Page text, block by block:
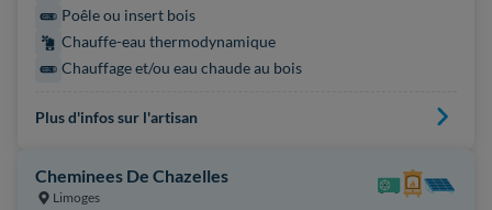
Poêle ou insert bois
Chauffe-eau thermodynamique
Chauffage et/ou eau chaude au bois
Plus d'infos sur l'artisan
Cheminees De Chazelles
Limoges